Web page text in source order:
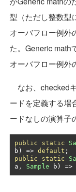
型（ただし整数型
オーバフロー例外
た。Generic math
オーバフロー例外
なお、checked
ードを定義する場
ードなしの演算子
public static
b ) => default ;
public
static
a , Sample b ) =>